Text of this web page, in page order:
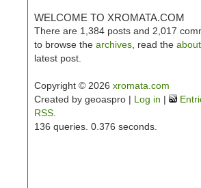
WELCOME TO XROMATA.COM
There are 1,384 posts and 2,017
to browse the archives , read the about
latest post.
Copyright © 2026 xromata.com
Created by geoaspro | Log in |
RSS
136 queries. 0.376 seconds.